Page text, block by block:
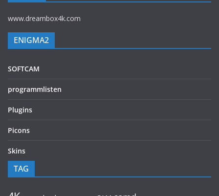
www.dreambox4k.com
ENIGMA2
SOFTCAM
programmlisten
Plugins
Picons
Skins
TAG